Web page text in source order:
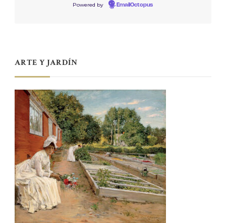
Powered by EmailOctopus
ARTE Y JARDÍN